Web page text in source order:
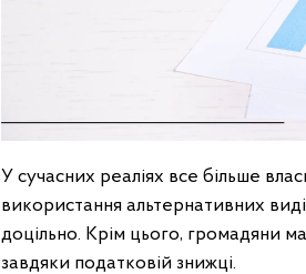
У сучасних реаліях все більше
використання альтернативних
доцільно. Крім цього, громадяни
завдяки податковій знижці.